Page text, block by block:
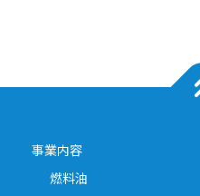
事業内容
燃料油